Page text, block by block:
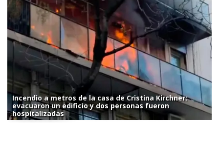
Incendio a metros de la casa de Cristina Kirchner:
evacuaron un edificio y dos personas fueron
hospitalizadas